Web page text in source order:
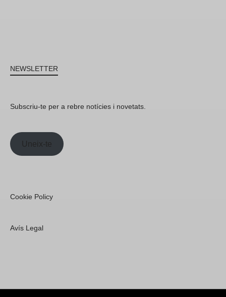
NEWSLETTER
Subscriu-te per a rebre notícies i novetats.
Uneix-te
Cookie Policy
Avís Legal